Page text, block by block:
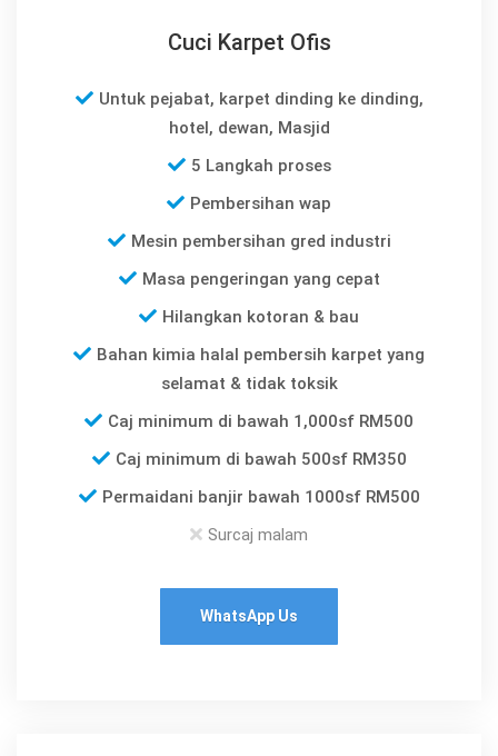
Cuci Karpet Ofis
Untuk pejabat, karpet dinding ke dinding,
hotel, dewan, Masjid
5 Langkah proses
Pembersihan wap
Mesin pembersihan gred industri
Masa pengeringan yang cepat
Hilangkan kotoran & bau
Bahan kimia halal pembersih karpet yang
selamat & tidak toksik
Caj minimum di bawah 1,000sf RM500
Caj minimum di bawah 500sf RM350
Permaidani banjir bawah 1000sf RM500
Surcaj malam
WhatsApp Us